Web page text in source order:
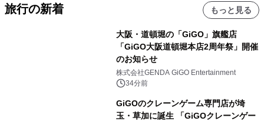
旅行の新着 もっと見る
大阪・道頓堀の「GiGO」旗艦店
「GiGO大阪道頓堀本店2周年祭」開催
のお知らせ
株式会社GENDA GiGO Entertainment
34分前
GiGOのクレーンゲーム専門店が埼
玉・草加に誕生 「GiGOクレーンゲー